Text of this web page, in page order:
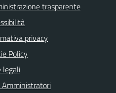
trasparente
privacy
Policy
legali
Amministratori